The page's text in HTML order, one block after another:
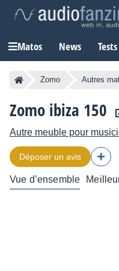
Matos News Tests
Zomo Autres
Zomo ibiza 150
Autre meuble pour
Déposer un avis
Vue d’ensemble